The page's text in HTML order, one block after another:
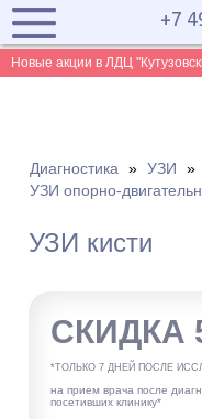
Новые акции в ЛДЦ
+7
Диагностика » УЗИ
»
УЗИ опорно-
УЗИ кисти
СКИДКА
*ТОЛЬКО 7 ДНЕЙ ПОСЛЕ
на прием врача после
посетивших клинику*